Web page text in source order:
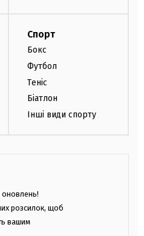
Спорт
Бокс
Футбол
Теніс
Біатлон
Інші види спорту
оновлень!
розсилок, щоб
вашим